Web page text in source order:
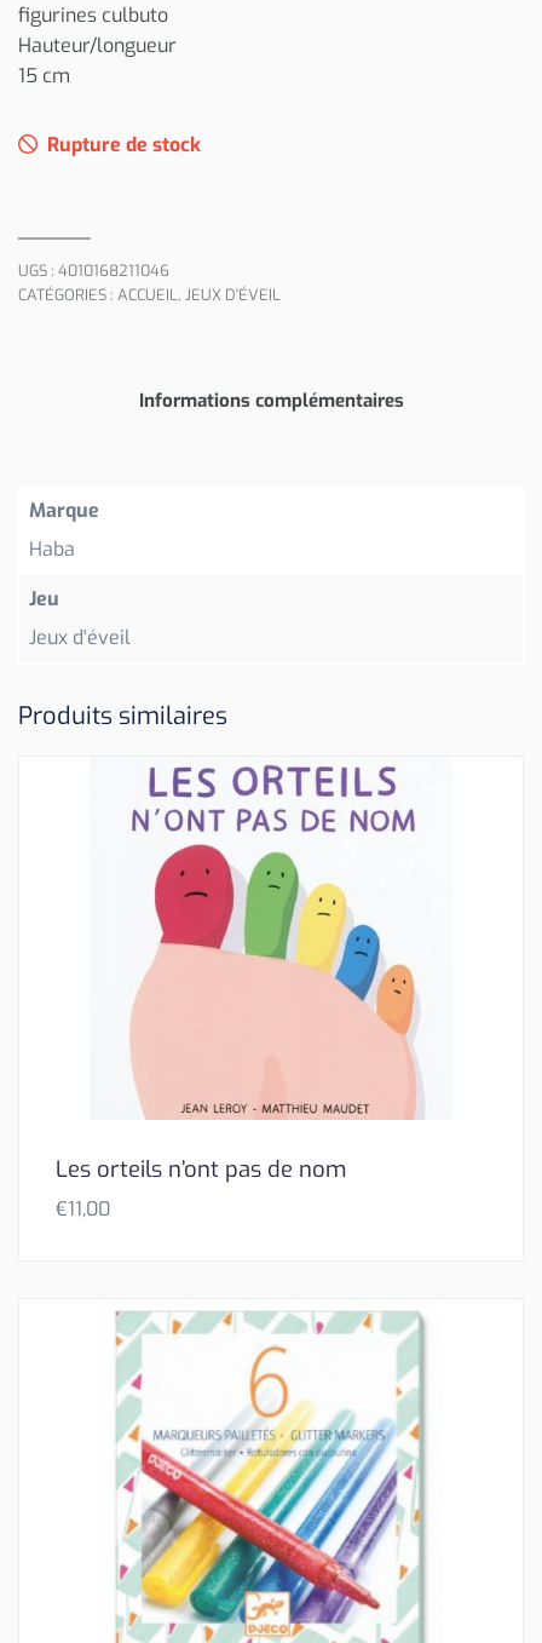
figurines culbuto
Hauteur/longueur
15 cm
Rupture de stock
UGS : 4010168211046
CATÉGORIES : ACCUEIL, JEUX D'ÉVEIL
Informations complémentaires
Marque
Haba
Jeu
Jeux d'éveil
Produits similaires
Les orteils n’ont pas de nom
€11,00